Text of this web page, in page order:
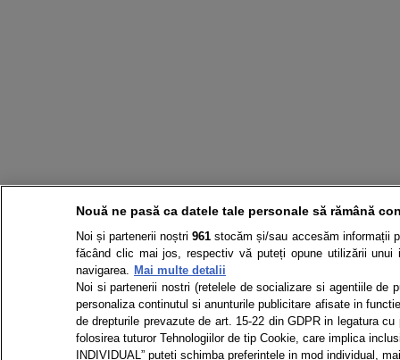
Nouă ne pasă ca datele tale personale să rămână
Noi și partenerii noștri961 stocăm și/sau accesăm informații
făcând clic mai jos, respectiv vă puteți opune utilizării
navigarea. Mai multe detalii
Noi si partenerii nostri (retelele de socializare si agentiile de
personaliza continutul si anunturile publicitare afisate in
de drepturile prevazute de art. 15-22 din GDPR in legatura
folosirea tuturor Tehnologiilor de tip Cookie, care implica
INDIVIDUAL” puteti schimba preferintele in mod individual,